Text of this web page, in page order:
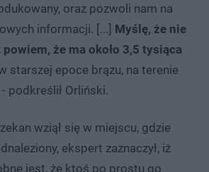
oraz pozwoli nam na
informacji. [...] Myślę, że nie
powiem, że ma około 3,5 tysiąca
starszej epoce brązu, na terenie
podkreślił Orliński.
wziął się w miejscu, gdzie
ekspert zaznaczył, iż
jest, że ktoś po prostu go